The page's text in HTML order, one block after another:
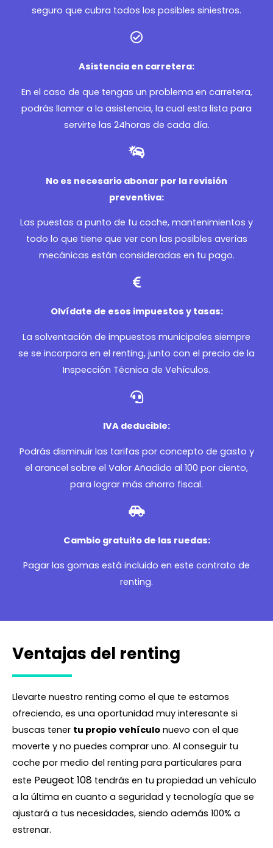
seguro que cubra todos los posibles siniestros.
Asistencia en carretera:
En el caso de que tengas un problema en carretera,
podrás llamar a la asistencia, la cual esta lista para
servirte las 24horas de cada día.
No es necesario abonar por la revisión
preventiva:
Las puestas a punto de tu coche, mantenimientos y
todo lo que tiene que ver con las posibles averías
mecánicas están consideradas en tu pago.
Olvídate de esos impuestos y tasas:
La solventación de impuestos municipales siempre
se se incorpora en el renting, junto con el precio de la
Inspección Técnica de Vehículos.
IVA deducible:
Podrás disminuir las tarifas por concepto de gasto y
el arancel sobre el Valor Añadido al 100 por ciento,
para lograr más ahorro fiscal.
Cambio gratuito de las ruedas:
Pagar las gomas está incluido en este contrato de
renting.
Ventajas del renting
Llevarte nuestro renting como el que te estamos
ofreciendo, es una oportunidad muy interesante si
buscas tener tu propio vehículo nuevo con el que
moverte y no puedes comprar uno. Al conseguir tu
coche por medio del renting para particulares para
este Peugeot 108 tendrás en tu propiedad un vehículo
a la última en cuanto a seguridad y tecnología que se
ajustará a tus necesidades, siendo además 100% a
estrenar.